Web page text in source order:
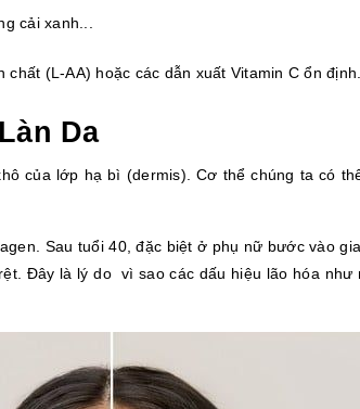
cải xanh...
(L-AA) hoặc các dẫn xuất Vitamin C ổn
Da
của lớp hạ bì (dermis).
Cơ thể chúng ta có
Sau tuổi 40, đặc biệt ở phụ nữ bước vào
Đây là lý do  vì sao các dấu hiệu lão hóa